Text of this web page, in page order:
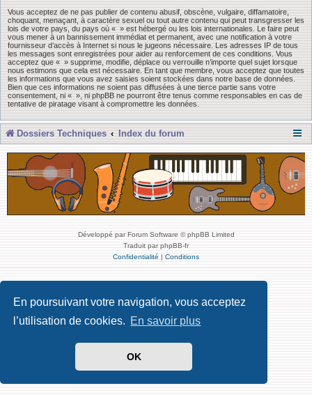
En poursuivant votre navigation, vous acceptez
l’utilisation de cookies. En savoir plus
OK
Vous acceptez de ne pas publier de contenu abusif, obscène, vulgaire, diffamatoire,
choquant, menaçant, à caractère sexuel ou tout autre contenu qui peut transgresser les
lois de votre pays, du pays où « » est hébergé ou les lois internationales. Le faire peut
vous mener à un bannissement immédiat et permanent, avec une notification à votre
fournisseur d’accès à Internet si nous le jugeons nécessaire. Les adresses IP de tous
les messages sont enregistrées pour aider au renforcement de ces conditions. Vous
acceptez que « » supprime, modifie, déplace ou verrouille n’importe quel sujet lorsque
nous estimons que cela est nécessaire. En tant que membre, vous acceptez que toutes
les informations que vous avez saisies soient stockées dans notre base de données.
Bien que ces informations ne soient pas diffusées à une tierce partie sans votre
consentement, ni « », ni phpBB ne pourront être tenus comme responsables en cas de
tentative de piratage visant à compromettre les données.
Dossiers Techniques Index du forum
Développé par Forum Software © phpBB Limited
Traduit par phpBB-fr
Confidentialité | Conditions